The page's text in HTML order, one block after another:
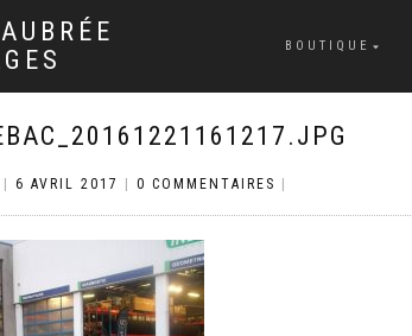
BOUTIQUE
6 AVRIL 2017 0 COMMENTAIRES